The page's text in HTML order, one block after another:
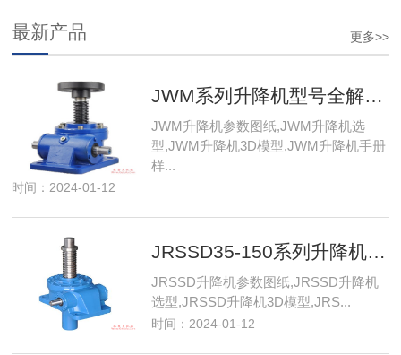
更多>>
最新产品
JWM系列升降机型号全解析：JWM010/JWM025/JWM050到JWM1000选型指南
JWM升降机参数图纸,JWM升降机选
型,JWM升降机3D模型,JWM升降机手册
样...
时间：2024-01-12
JRSSD35-150系列升降机型号详解：JRSSD40/60B/100等多款参数与选型指南
JRSSD升降机参数图纸,JRSSD升降机
选型,JRSSD升降机3D模型,JRS...
时间：2024-01-12